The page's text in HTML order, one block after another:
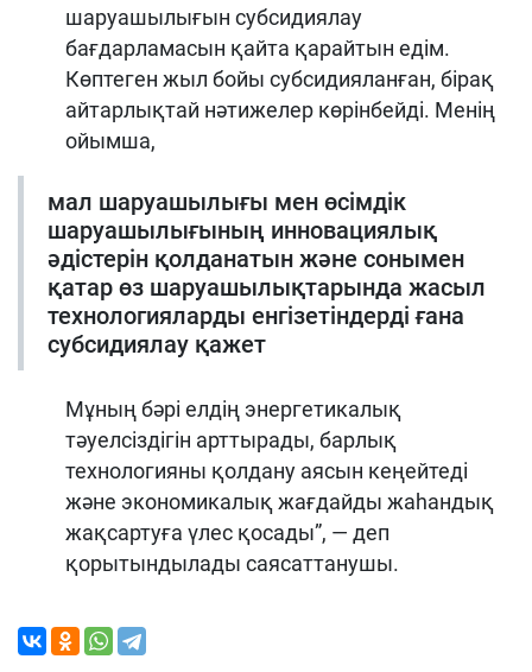
шаруашылығын субсидиялау
бағдарламасын қайта қарайтын едім.
Көптеген жыл бойы субсидияланған, бірақ
айтарлықтай нәтижелер көрінбейді. Менің
ойымша,
мал шаруашылығы мен өсімдік
шаруашылығының инновациялық
әдістерін қолданатын және сонымен
қатар өз шаруашылықтарында жасыл
технологияларды енгізетіндерді ғана
субсидиялау қажет
Мұның бәрі елдің энергетикалық
тәуелсіздігін арттырады, барлық
технологияны қолдану аясын кеңейтеді
және экономикалық жағдайды жаһандық
жақсартуға үлес қосады”, — деп
қорытындылады саясаттанушы.